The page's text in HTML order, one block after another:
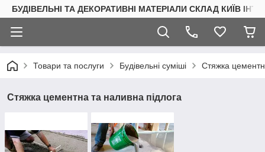
БУДІВЕЛЬНІ ТА ДЕКОРАТИВНІ МАТЕРІАЛИ СКЛАД КИЇВ
Товари та послуги Будівельні суміші Стяжка
Стяжка цементна та наливна підлога